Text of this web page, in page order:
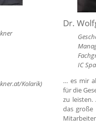
Kolarik)
Dr.
IC
… es mir
für die
zu leisten.
das große